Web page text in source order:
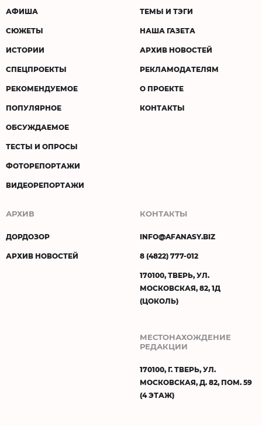
АФИША
СЮЖЕТЫ
ИСТОРИИ
СПЕЦПРОЕКТЫ
РЕКОМЕНДУЕМОЕ
ПОПУЛЯРНОЕ
ОБСУЖДАЕМОЕ
ТЕСТЫ И ОПРОСЫ
ФОТОРЕПОРТАЖИ
ВИДЕОРЕПОРТАЖИ
ТЕМЫ И ТЭГИ
НАША ГАЗЕТА
АРХИВ НОВОСТЕЙ
РЕКЛАМОДАТЕЛЯМ
О ПРОЕКТЕ
КОНТАКТЫ
АРХИВ
ДОРДОЗОР
АРХИВ НОВОСТЕЙ
КОНТАКТЫ
INFO@AFANASY.BIZ
8 (4822) 777-012
170100, ТВЕРЬ, УЛ.
МОСКОВСКАЯ, 82, 1Д
(ЦОКОЛЬ)
МЕСТОНАХОЖДЕНИЕ
РЕДАКЦИИ
170100, Г. ТВЕРЬ, УЛ.
МОСКОВСКАЯ, Д. 82, ПОМ. 59
(4 ЭТАЖ)